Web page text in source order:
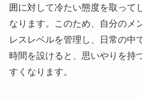
囲に対して冷たい態度を取って
なります。このため、自分のメ
レスレベルを管理し、日常の中
時間を設けると、思いやりを持
すくなります。